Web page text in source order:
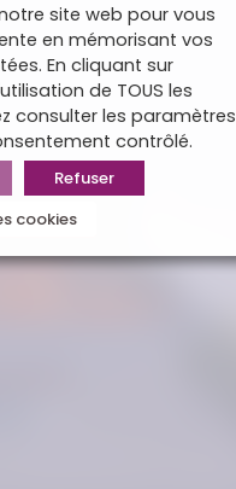
site web pour vous
en mémorisant vos
En cliquant sur
de TOUS les
consulter les paramètres
contrôlé.
Refuser
cookies